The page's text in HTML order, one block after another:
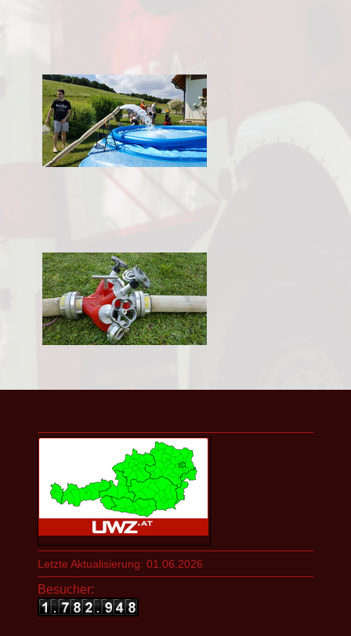
Letzte Aktualisierung: 01.06.2026
Besucher: